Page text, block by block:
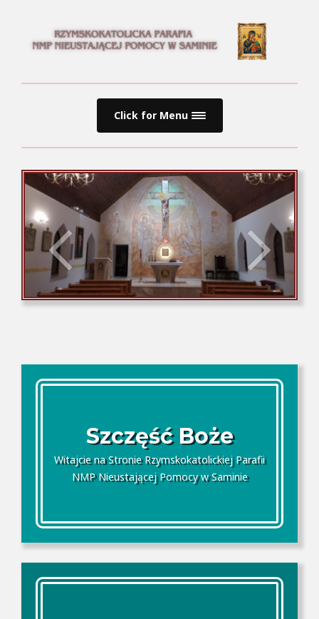
Click for Menu
Szczęść Boże
Witajcie na Stronie Rzymskokatolickiej Parafii
NMP Nieustającej Pomocy w Saminie